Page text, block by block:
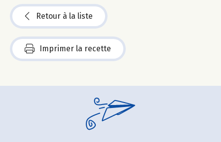
Retour à la liste
Imprimer la recette